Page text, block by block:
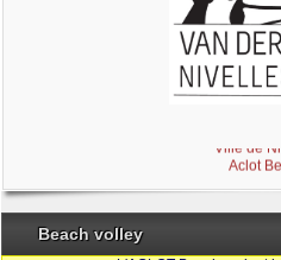
Ville de
Aclot
Beach volley